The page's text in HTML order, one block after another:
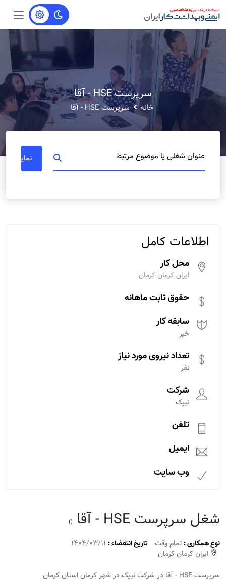
سرپرست HSE - آقا
خانه سرپرست HSE - آقا
عنوان شغلی یا موضوع مرتبط نمایش
اطلاعات کامل
محل کار
ایران کرمان کرمان
حقوق ثابت ماهانه
سابقه کار
خیر
تعداد نیروی مورد نیاز
نفر
شرکت
نیپک
تلفن
ایمیل
وب سایت
شغل سرپرست HSE - آقا ()
نوع همکاری : تمام وقت تاریخ انتقضاء :
ایران کرمان کرمان
سرپرست HSE - آقا در شرکت نیپک در شهر کرمان استان کرمان